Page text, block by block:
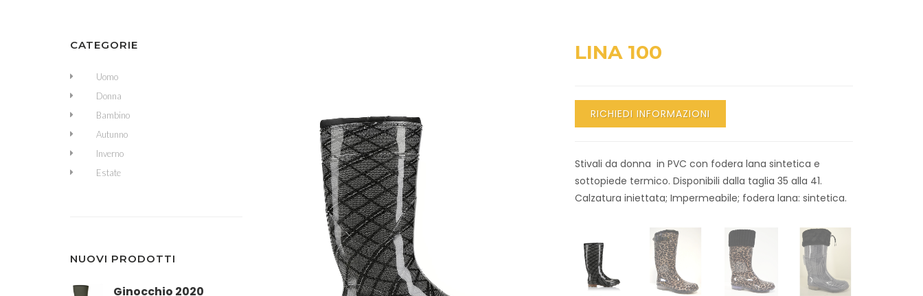
LINA 100
RICHIEDI INFORMAZIONI
Stivali da donna in PVC con fodera lana sintetica e
sottopiede termico. Disponibili dalla taglia 35 alla 41.
Calzatura iniettata; Impermeabile; fodera lana: sintetica.
CATEGORIE
Uomo
Donna
Bambino
Autunno
Inverno
Estate
NUOVI PRODOTTI
Ginocchio 2020